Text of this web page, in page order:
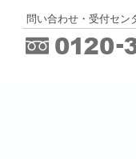
問い合わせ・受付セン